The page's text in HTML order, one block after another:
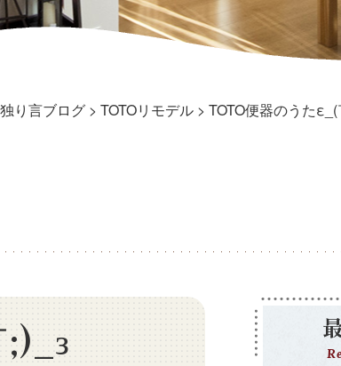
り言ブログ > TOTOリモデル > TOTO便器のうた